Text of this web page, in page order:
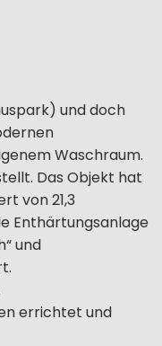
und doch
Waschraum.
Das Objekt hat
von 21,3
Enthärtungsanlage
und
errichtet und